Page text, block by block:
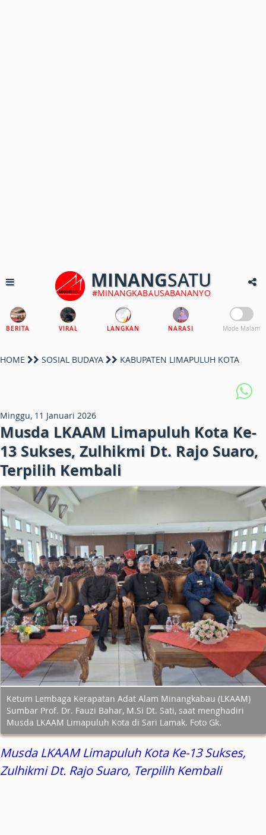
MINANGSATU
#MINANGKABAUSABANANYO
BERITA VIRAL LANGKAN NARASI Mode Malam
HOME SOSIAL BUDAYA KABUPATEN LIMAPULUH KOTA
Minggu, 11 Januari 2026
Musda LKAAM Limapuluh Kota Ke-
13 Sukses, Zulhikmi Dt. Rajo Suaro,
Terpilih Kembali
Ketum Lembaga Kerapatan Adat Alam Minangkabau (LKAAM)
Sumbar Prof. Dr. Fauzi Bahar, M.Si Dt. Sati, saat menghadiri
Musda LKAAM Limapuluh Kota di Sari Lamak. Foto Gk.
Musda LKAAM Limapuluh Kota Ke-13 Sukses,
Zulhikmi Dt. Rajo Suaro, Terpilih Kembali